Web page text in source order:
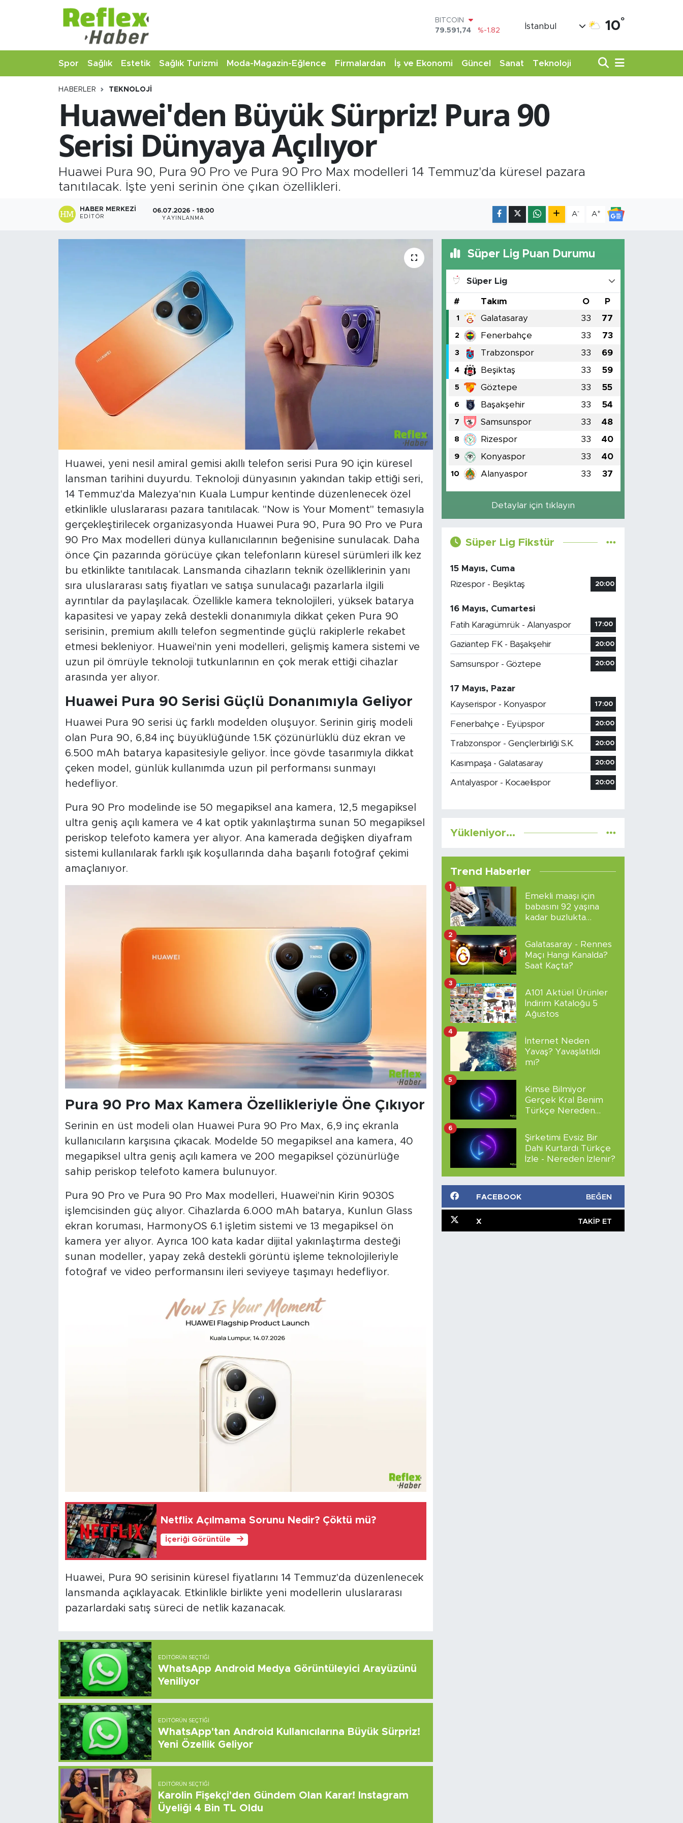
DOLAR
45,43620
%0.02
53,38690
%0.19
STERLİN
14.598,00
%0
İstanbul 10°
Spor Sağlık Estetik Sağlık Turizmi Moda-Magazin-Eğlence Firmalardan İş ve Ekonomi Güncel Sanat Teknoloji
HABERLER TEKNOLOJI
Huawei'den Büyük Sürpriz! Pura 90
Serisi Dünyaya Açılıyor
Huawei Pura 90, Pura 90 Pro ve Pura 90 Pro Max modelleri 14 Temmuz'da küresel pazara
tanıtılacak. İşte yeni serinin öne çıkan özellikleri.
HABER MERKEZI
EDITÖR
06.07.2026 - 18:00
YAYINLANMA
A- A+
Huawei, yeni nesil amiral gemisi akıllı telefon serisi Pura 90 için küresel
lansman tarihini duyurdu. Teknoloji dünyasının yakından takip ettiği seri,
14 Temmuz'da Malezya'nın Kuala Lumpur kentinde düzenlenecek özel
etkinlikle uluslararası pazara tanıtılacak. "Now is Your Moment" temasıyla
gerçekleştirilecek organizasyonda Huawei Pura 90, Pura 90 Pro ve Pura
90 Pro Max modelleri dünya kullanıcılarının beğenisine sunulacak. Daha
önce Çin pazarında görücüye çıkan telefonların küresel sürümleri ilk kez
bu etkinlikte tanıtılacak. Lansmanda cihazların teknik özelliklerinin yanı
sıra uluslararası satış fiyatları ve satışa sunulacağı pazarlarla ilgili
ayrıntılar da paylaşılacak. Özellikle kamera teknolojileri, yüksek batarya
kapasitesi ve yapay zekâ destekli donanımıyla dikkat çeken Pura 90
serisinin, premium akıllı telefon segmentinde güçlü rakiplerle rekabet
etmesi bekleniyor. Huawei'nin yeni modelleri, gelişmiş kamera sistemi ve
uzun pil ömrüyle teknoloji tutkunlarının en çok merak ettiği cihazlar
arasında yer alıyor.
Huawei Pura 90 Serisi Güçlü Donanımıyla Geliyor
Huawei Pura 90 serisi üç farklı modelden oluşuyor. Serinin giriş modeli
olan Pura 90, 6,84 inç büyüklüğünde 1.5K çözünürlüklü düz ekran ve
6.500 mAh batarya kapasitesiyle geliyor. İnce gövde tasarımıyla dikkat
çeken model, günlük kullanımda uzun pil performansı sunmayı
hedefliyor.
Pura 90 Pro modelinde ise 50 megapiksel ana kamera, 12,5 megapiksel
ultra geniş açılı kamera ve 4 kat optik yakınlaştırma sunan 50 megapiksel
periskop telefoto kamera yer alıyor. Ana kamerada değişken diyafram
sistemi kullanılarak farklı ışık koşullarında daha başarılı fotoğraf çekimi
amaçlanıyor.
Pura 90 Pro Max Kamera Özellikleriyle Öne Çıkıyor
Serinin en üst modeli olan Huawei Pura 90 Pro Max, 6,9 inç ekranla
kullanıcıların karşısına çıkacak. Modelde 50 megapiksel ana kamera, 40
megapiksel ultra geniş açılı kamera ve 200 megapiksel çözünürlüğe
sahip periskop telefoto kamera bulunuyor.
Pura 90 Pro ve Pura 90 Pro Max modelleri, Huawei'nin Kirin 9030S
işlemcisinden güç alıyor. Cihazlarda 6.000 mAh batarya, Kunlun Glass
ekran koruması, HarmonyOS 6.1 işletim sistemi ve 13 megapiksel ön
kamera yer alıyor. Ayrıca 100 kata kadar dijital yakınlaştırma desteği
sunan modeller, yapay zekâ destekli görüntü işleme teknolojileriyle
fotoğraf ve video performansını ileri seviyeye taşımayı hedefliyor.
Netflix Açılmama Sorunu Nedir? Çöktü mü?
İçeriği Görüntüle
Huawei, Pura 90 serisinin küresel fiyatlarını 14 Temmuz'da düzenlenecek
lansmanda açıklayacak. Etkinlikle birlikte yeni modellerin uluslararası
pazarlardaki satış süreci de netlik kazanacak.
EDITÖRÜN SEÇTIĞI
WhatsApp Android Medya Görüntüleyici Arayüzünü
Yeniliyor
EDITÖRÜN SEÇTIĞI
WhatsApp'tan Android Kullanıcılarına Büyük Sürpriz!
Yeni Özellik Geliyor
EDITÖRÜN SEÇTIĞI
Karolin Fişekçi'den Gündem Olan Karar! Instagram
Üyeliği 4 Bin TL Oldu
Süper Lig Puan Durumu
Süper Lig
# Takım O P
1 Galatasaray 33 77
2 Fenerbahçe 33 73
3 Trabzonspor 33 69
4 Beşiktaş 33 59
5 Göztepe 33 55
6 Başakşehir 33 54
7 Samsunspor 33 48
8 Rizespor 33 40
9 Konyaspor 33 40
10 Alanyaspor 33 37
Detaylar için tıklayın
Süper Lig Fikstür
15 Mayıs, Cuma
Rizespor - Beşiktaş
20:00
16 Mayıs, Cumartesi
Fatih Karagümrük - Alanyaspor
17:00
Gaziantep FK - Başakşehir 20:00
Samsunspor - Göztepe 20:00
17 Mayıs, Pazar
Kayserispor - Konyaspor
17:00
Fenerbahçe - Eyüpspor 20:00
Trabzonspor - Gençlerbirliği S.K. 20:00
Kasımpaşa - Galatasaray 20:00
Antalyaspor - Kocaelispor 20:00
Yükleniyor...
Trend Haberler
Emekli maaşı için
babasını 92 yaşına
kadar buzlukta
1
Galatasaray - Rennes
Maçı Hangi Kanalda?
Saat Kaçta?
2
A101 Aktüel Ürünler
İndirim Kataloğu 5
Ağustos
3
İnternet Neden
Yavaş? Yavaşlatıldı
mı?
4
Kimse Bilmiyor
Gerçek Kral Benim
Türkçe Nereden
5
Şirketimi Evsiz Bir
Dahi Kurtardı Türkçe
İzle - Nereden İzlenir?
6
FACEBOOK BEĞEN
X TAKIP ET
Estetik
Firmalardan
İş ve Ekonomi
Moda-Magazin-Eğlence
Sağlık Turizmi
Nöbetçi Eczaneler
Hava Durumu
Namaz Vakitleri
Trafik Durumu
Şampiyonlar Ligi Puan Durumu ve Fikstür
Tüm Manşetler
Haber Arşivi